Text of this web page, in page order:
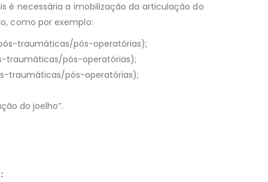
é necessária a imobilização da articulação do
como por exemplo:
traumáticas/pós-operatórias);
traumáticas/pós-operatórias);
traumáticas/pós-operatórias);
do joelho”.
: